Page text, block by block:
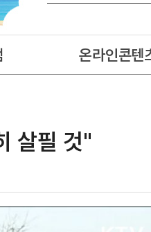
온라인콘텐
살필 것"